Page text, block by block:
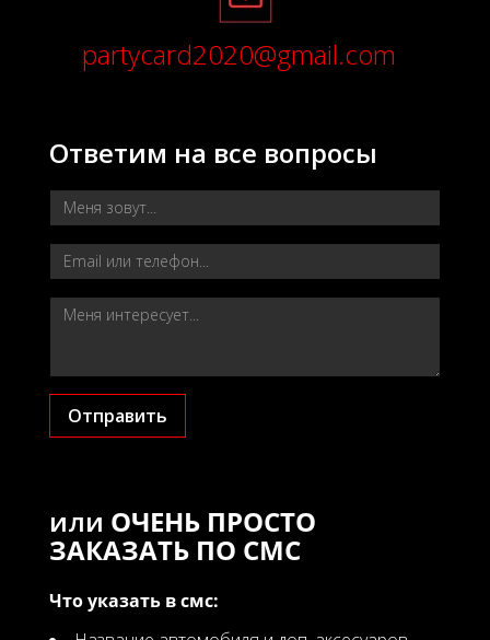
partycard2020@gmail.com
Ответим на все вопросы
Отправить
или ОЧЕНЬ ПРОСТО
ЗАКАЗАТЬ ПО СМС
Что указать в смс: